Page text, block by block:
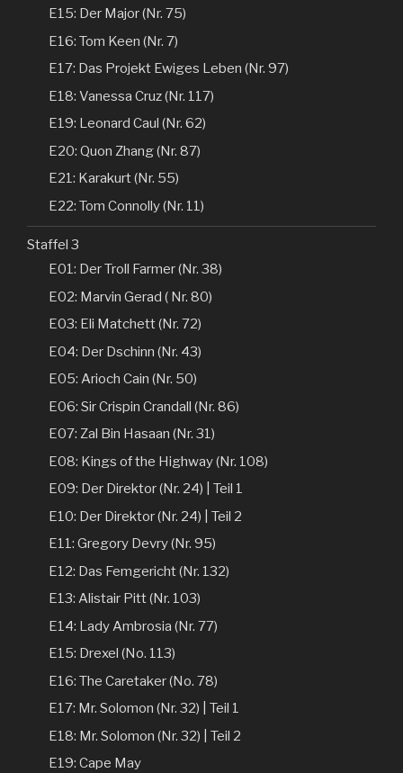
E15: Der Major (Nr. 75)
E16: Tom Keen (Nr. 7)
E17: Das Projekt Ewiges Leben (Nr. 97)
E18: Vanessa Cruz (Nr. 117)
E19: Leonard Caul (Nr. 62)
E20: Quon Zhang (Nr. 87)
E21: Karakurt (Nr. 55)
E22: Tom Connolly (Nr. 11)
Staffel 3
E01: Der Troll Farmer (Nr. 38)
E02: Marvin Gerad ( Nr. 80)
E03: Eli Matchett (Nr. 72)
E04: Der Dschinn (Nr. 43)
E05: Arioch Cain (Nr. 50)
E06: Sir Crispin Crandall (Nr. 86)
E07: Zal Bin Hasaan (Nr. 31)
E08: Kings of the Highway (Nr. 108)
E09: Der Direktor (Nr. 24) | Teil 1
E10: Der Direktor (Nr. 24) | Teil 2
E11: Gregory Devry (Nr. 95)
E12: Das Femgericht (Nr. 132)
E13: Alistair Pitt (Nr. 103)
E14: Lady Ambrosia (Nr. 77)
E15: Drexel (No. 113)
E16: The Caretaker (No. 78)
E17: Mr. Solomon (Nr. 32) | Teil 1
E18: Mr. Solomon (Nr. 32) | Teil 2
E19: Cape May